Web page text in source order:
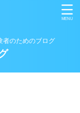
者のためのブログ